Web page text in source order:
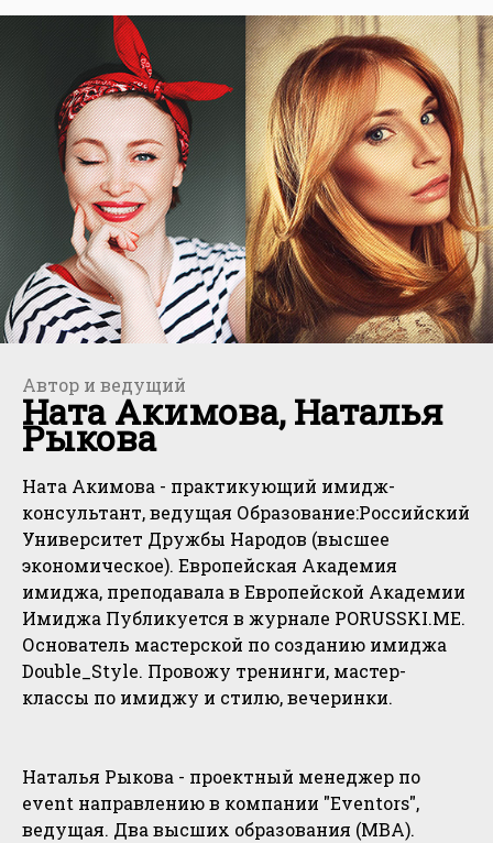
Автор и ведущий
Ната Акимова, Наталья
Рыкова
Ната Акимова - практикующий имидж-
консультант, ведущая Образование:Российский
Университет Дружбы Народов (высшее
экономическое). Европейская Академия
имиджа, преподавала в Европейской Академии
Имиджа Публикуется в журнале PORUSSKI.ME.
Основатель мастерской по созданию имиджа
Double_Style. Провожу тренинги, мастер-
классы по имиджу и стилю, вечеринки.
Наталья Рыкова - проектный менеджер по
event направлению в компании "Eventors",
ведущая. Два высших образования (MBA).